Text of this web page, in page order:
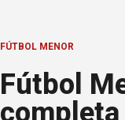
FÚTBOL MENOR
Fútbol
completa